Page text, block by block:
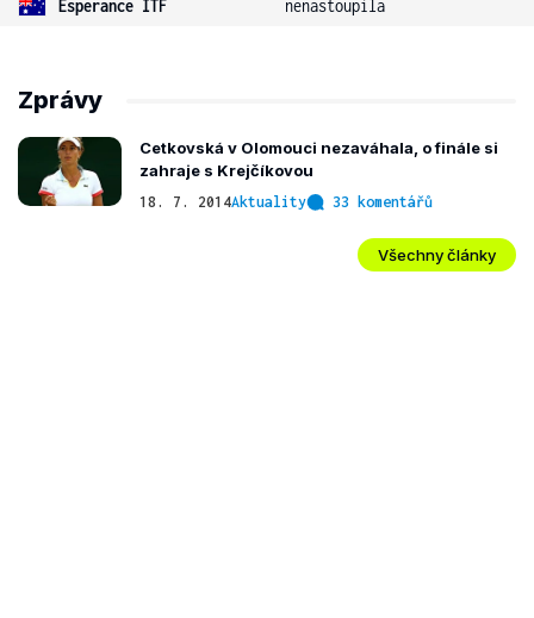
Esperance ITF
nenastoupila
Zprávy
Cetkovská v Olomouci nezaváhala, o finále si
zahraje s Krejčíkovou
18. 7. 2014Aktuality 33 komentářů
Všechny články